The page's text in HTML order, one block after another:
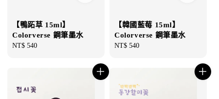
【鴨跖草 15ml】
Colorverse 鋼筆墨水
Regular
NT$ 540
【韓國藍莓 15ml】
Colorverse 鋼筆墨水
Regular
NT$ 540